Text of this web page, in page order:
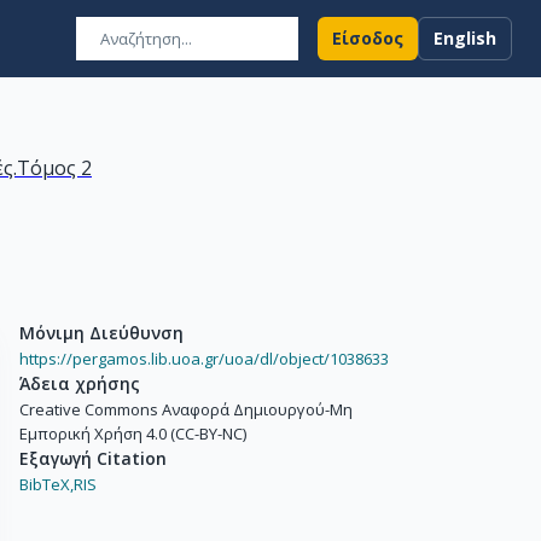
Είσοδος English
2
Μόνιμη Διεύθυνση
https://pergamos.lib.uoa.gr/uoa/dl/object/1038633
Άδεια χρήσης
Creative Commons Αναφορά Δημιουργού-Μη
Εμπορική Χρήση 4.0 (CC-BY-NC)
Εξαγωγή Citation
BibTeX,RIS